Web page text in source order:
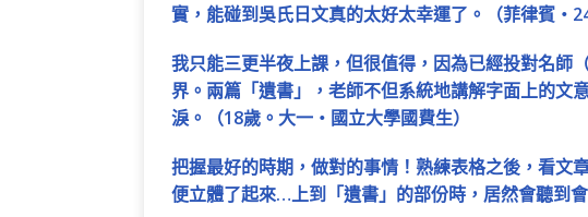
實，能碰到吳氏日文真的太好太幸運了。（菲律賓
我只能三更半夜上課，但很值得，因為已經投對名
界。兩篇「遺書」，老師不但系統地講解字面上的文
淚。（18歲。大一‧國立大學國費生）
把握最好的時期，做對的事情！熟練表格之後，看文
便立體了起來…上到「遺書」的部份時，居然會聽到